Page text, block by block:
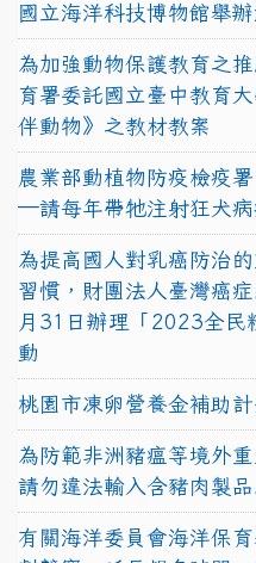
國立海洋科技博物館舉
為加強動物保護教育之
育署委託國立臺中教育
伴動物》之教材教案
農業部動植物防疫檢疫
—請每年帶牠注射狂犬病
為提高國人對乳癌防治
習慣，財團法人臺灣癌
月31日辦理「2023全民
動
桃園市凍卵營養金補助
為防範非洲豬瘟等境外
請勿違法輸入含豬肉製
有關海洋委員會海洋保